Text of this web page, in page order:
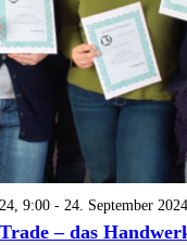
9:00- 24. September
– das